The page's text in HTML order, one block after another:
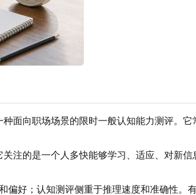
种面向职场场景的限时一般认知能力测评
注的是一个人多快能够学习、适应、对新
偏好；认知测评侧重于推理速度和准确性